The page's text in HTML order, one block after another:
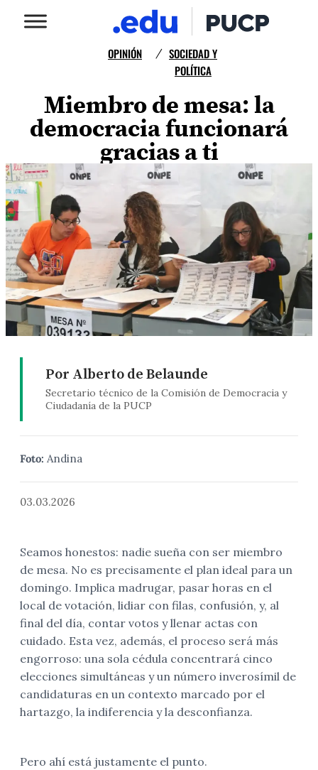
OPINIÓN / SOCIEDAD Y
POLÍTICA
Miembro de mesa: la
democracia funcionará
gracias a ti
Por Alberto de Belaunde
Secretario técnico de la Comisión de Democracia y
Ciudadanía de la PUCP
Foto: Andina
03.03.2026
Seamos honestos: nadie sueña con ser miembro
de mesa. No es precisamente el plan ideal para un
domingo. Implica madrugar, pasar horas en el
local de votación, lidiar con filas, confusión, y, al
final del día, contar votos y llenar actas con
cuidado. Esta vez, además, el proceso será más
engorroso: una sola cédula concentrará cinco
elecciones simultáneas y un número inverosímil de
candidaturas en un contexto marcado por el
hartazgo, la indiferencia y la desconfianza.
Pero ahí está justamente el punto.